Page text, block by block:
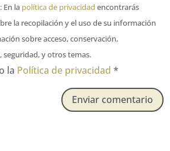
: En la política de privacidad encontrarás
la recopilación y el uso de su información
sobre acceso, conservación,
seguridad, y otros temas.
la Política de privacidad*
Enviar comentario